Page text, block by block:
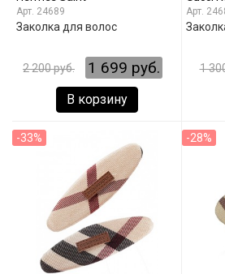
24689
Заколка для волос
2 200 руб. 1 699 руб.
В корзину
1
-33% -28%